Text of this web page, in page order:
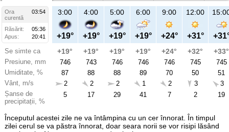
Ora
03:54
curentă
Răsărit:
05:36
Apus:
20:41
Se simte ca
Presiune, mm
Umiditate, %
Vânt, m/s
Șanse de
precipitații, %
3:00
+19°
+19°
746
87
2
5
4:00
+19°
+19°
743
88
2
17
5:00
+19°
+19°
746
88
2
29
6:00
+19°
+19°
746
89
1
41
9:00
+24°
+24°
746
70
2
7
12:00
+31°
+32°
745
50
3
2
+33°
745
51
3
19
Începutul acestei zile ne va întâmpina cu un cer înnorat. În timpul
zilei cerul se va păstra înnorat, doar seara norii se vor risipi lăsând